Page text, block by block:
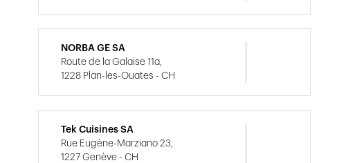
NORBA GE SA
Route de la Galaise 11a,
1228 Plan-les-Ouates - CH
Tek Cuisines SA
Rue Eugène-Marziano 23,
1227 Genève - CH